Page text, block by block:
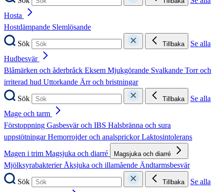
Hosta
Hostdämpande Slemlösande
Sök
Tillbaka
Se alla
Hudbesvär
Blåmärken och åderbråck Eksem Mjukgörande Svalkande Torr och
irriterad hud Uttorkande Ärr och bristningar
Sök
Tillbaka
Se alla
Mage och tarm
Förstoppning Gasbesvär och IBS Halsbränna och sura
uppstötningarHemorrojder och analsprickorLaktosintolerans
Magen i trim Magsjuka och diarré Magsjuka och diarré
MjölksyrabakterierÅksjuka och illamående Ändtarmsbesvär
Sök
Tillbaka
Se alla